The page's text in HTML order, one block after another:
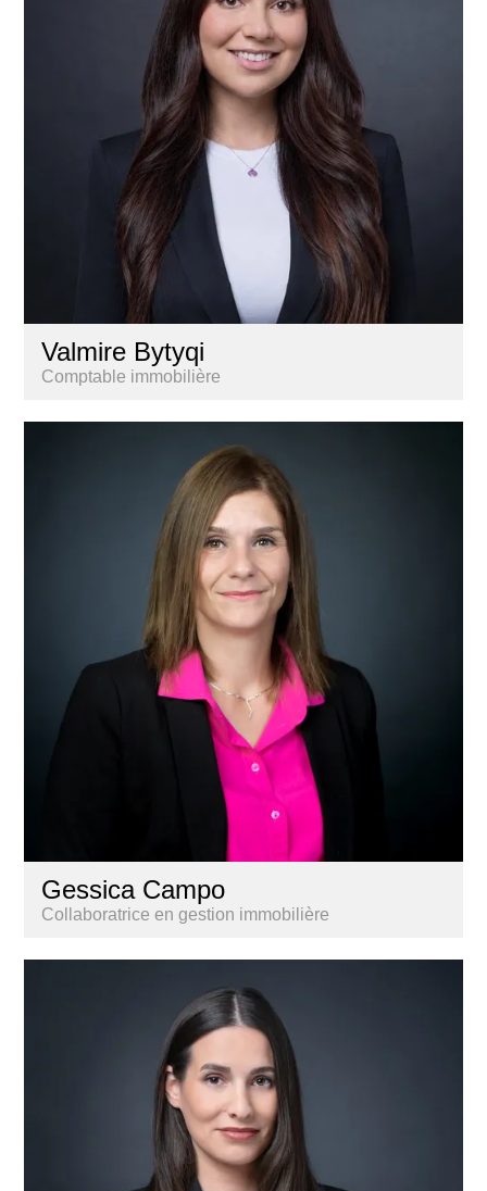
Valmire Bytyqi
Comptable immobilière
Gessica Campo
Collaboratrice en gestion immobilière